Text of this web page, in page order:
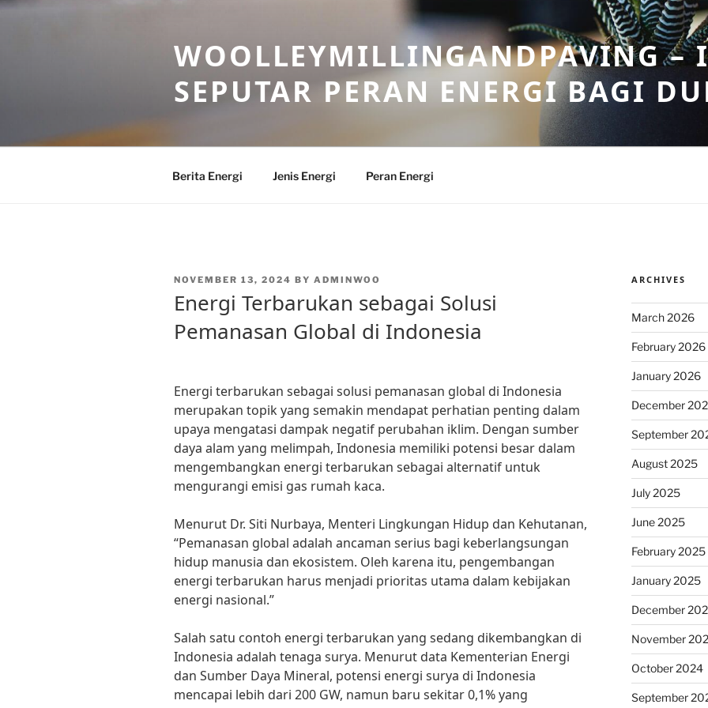
Skip
WOOLLEYMILLINGANDPAVING –
SEPUTAR PERAN ENERGI BAGI
Berita Energi Jenis Energi Peran Energi
POSTED
NOVEMBER 13, 2024 BY ADMINWOO
Energi Terbarukan sebagai Solusi
Pemanasan Global di Indonesia
Energi terbarukan sebagai solusi pemanasan global di Indonesia
merupakan topik yang semakin mendapat perhatian penting dalam
upaya mengatasi dampak negatif perubahan iklim. Dengan sumber
daya alam yang melimpah, Indonesia memiliki potensi besar dalam
mengembangkan energi terbarukan sebagai alternatif untuk
mengurangi emisi gas rumah kaca.
Menurut Dr. Siti Nurbaya, Menteri Lingkungan Hidup dan Kehutanan,
“Pemanasan global adalah ancaman serius bagi keberlangsungan
hidup manusia dan ekosistem. Oleh karena itu, pengembangan
energi terbarukan harus menjadi prioritas utama dalam kebijakan
energi nasional.”
Salah satu contoh energi terbarukan yang sedang dikembangkan di
Indonesia adalah tenaga surya. Menurut data Kementerian Energi
dan Sumber Daya Mineral, potensi energi surya di Indonesia
mencapai lebih dari 200 GW, namun baru sekitar 0,1% yang
ARCHIVES
March 2026
February 2026
January 2026
December
September
August 2025
July 2025
June 2025
February 2025
January 2025
December
November
October 2024
September